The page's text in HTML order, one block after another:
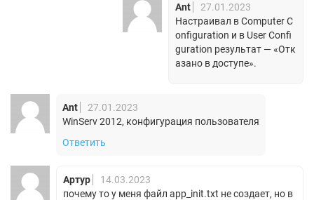
Ant
27.01.2023
Настраивал в Computer C
onfiguration и в User Confi
guration результат — «Отк
азано в доступе».
Ant
27.01.2023
WinServ 2012, конфигурация пользователя
Ответить
Артур
14.03.2023
почему то у меня файл app_init.txt не создает, но в